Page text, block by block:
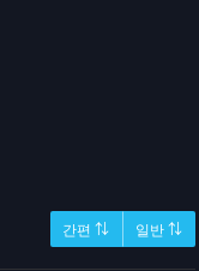
간편 ⇅ 일반 ⇅